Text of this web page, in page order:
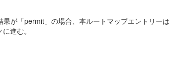
が「permit」の場合、本ルートマップエントリーは
進む。